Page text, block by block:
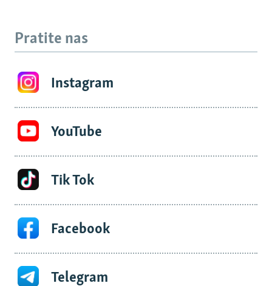
Pratite nas
Instagram
YouTube
Tik Tok
Facebook
Telegram